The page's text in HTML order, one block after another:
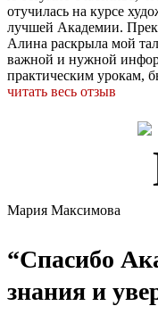
отучилась на курсе
лучшей Академии.
Алина раскрыла мой
важной и нужной
практическим урокам,
читать весь отзыв
Мария Максимова
“Спасибо
знания и